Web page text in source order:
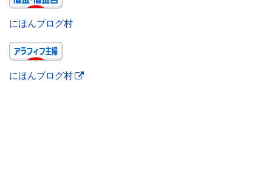
にほんブログ村
にほんブログ村